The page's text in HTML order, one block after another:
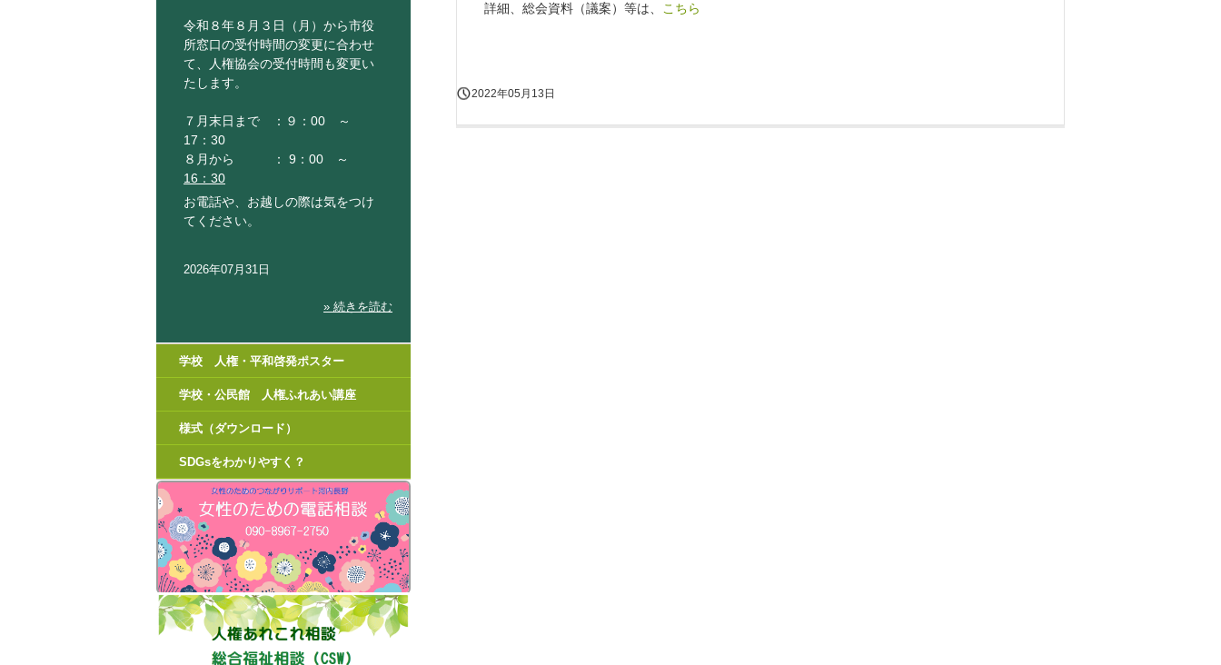
詳細、総会資料（議案）等は、 こちら
2022年05月13日
令和８年８月３日（月）から市役
所窓口の受付時間の変更に合わせ
て、人権協会の受付時間も変更い
たします。
７月末日まで ：９：00 ～
17：30
８月から ： 9：00 ～
16：30
お電話や、お越しの際は気をつけ
てください。
2026年07月31日
» 続きを読む
学校 人権・平和啓発ポスター
学校・公民館 人権ふれあい講座
様式（ダウンロード）
SDGsをわかりやすく？